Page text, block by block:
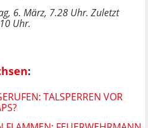
6. März, 7.28 Uhr. Zuletzt
Uhr.
:
TALSPERREN VOR